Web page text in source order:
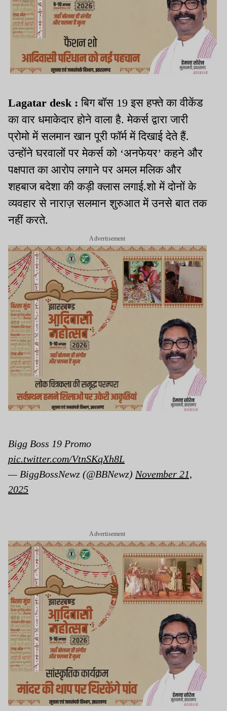
Lagatar desk : बिग बॉस 19 इस हफ्ते का वीकेंड
का वार धमाकेदार होने वाला है. मेकर्स द्वारा जारी
प्रोमो में सलमान खान पूरी फॉर्म में दिखाई देते हैं.
उन्होंने घरवालों पर मेकर्स को ‘अनफेयर’ कहने और
पक्षपात का आरोप लगाने पर अमल मलिक और
शहबाज बदेशा की कड़ी क्लास लगाई.शो में दोनों के
व्यवहार से नाराज़ सलमान शुरुआत में उनसे बात तक
नहीं करते.
Advertisement
Bigg Boss 19 Promo
pic.twitter.com/VtnSKqXh8L
— BiggBossNewz (@BBNewz) November 21,
2025
Advertisement